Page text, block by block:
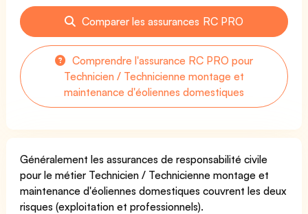
Comparer les assurances RC PRO
Comprendre l'assurance RC PRO pour
Technicien / Technicienne montage et
maintenance d'éoliennes domestiques
Généralement les assurances de responsabilité civile
pour le métier Technicien / Technicienne montage et
maintenance d'éoliennes domestiques couvrent les deux
risques (exploitation et professionnels).